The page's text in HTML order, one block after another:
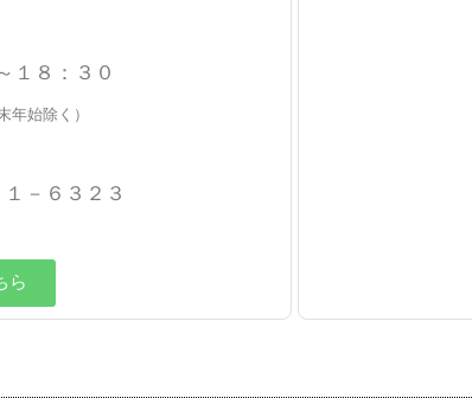
１８：３０
年始除く）
－６３２３
ら